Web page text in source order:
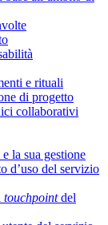
e rituali
di progetto
collaborativi
la sua gestione
d’uso del servizio
touchpointdel